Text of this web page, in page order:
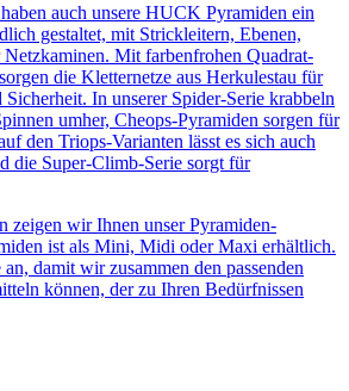
auch unsere HUCK Pyramiden ein
gestaltet, mit Strickleitern, Ebenen,
Mit farbenfrohen Quadrat-
die Kletternetze aus Herkulestau für
In unserer Spider-Serie krabbeln
umher, Cheops-Pyramiden sorgen für
den Triops-Varianten lässt es sich auch
die Super-Climb-Serie sorgt für
zeigen wir Ihnen unser Pyramiden-
ist als Mini, Midi oder Maxi erhältlich.
damit wir zusammen den passenden
können, der zu Ihren Bedürfnissen